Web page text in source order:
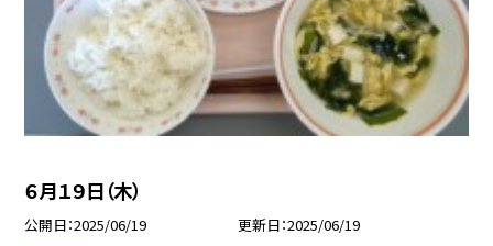
６月１９日（木）
公開日 2025/06/19 更新日 2025/06/19